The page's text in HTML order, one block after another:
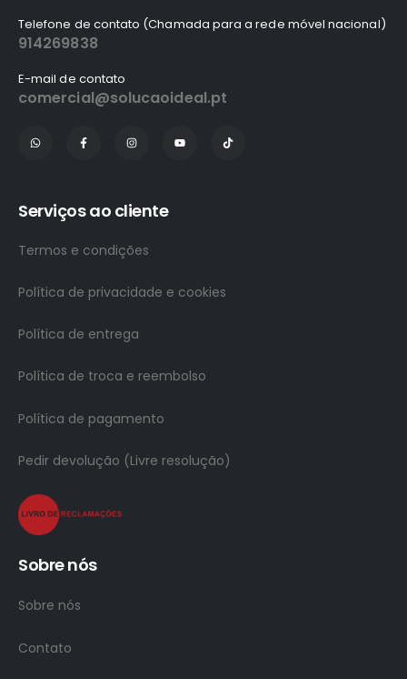
Telefone de contato (Chamada para a rede móvel nacional)
914269838
E-mail de contato
comercial@solucaoideal.pt
Serviços ao cliente
Termos e condições
Política de privacidade e cookies
Política de entrega
Política de troca e reembolso
Política de pagamento
Pedir devolução (Livre resolução)
Sobre nós
Sobre nós
Contato